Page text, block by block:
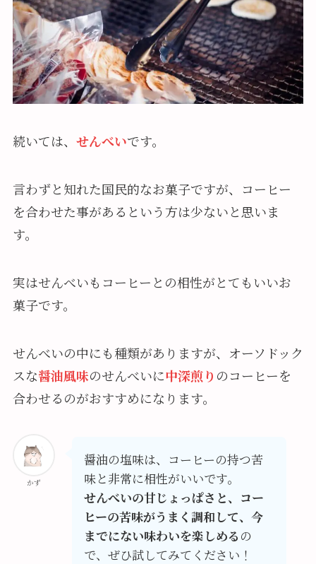
続いては、 せんべいです。
言わずと知れた国民的なお菓子ですが、コーヒー
を合わせた事があるという方は少ないと思いま
す。
実はせんべいもコーヒーとの相性がとてもいいお
菓子です。
せんべいの中にも種類がありますが、オーソドック
スな醤油風味のせんべいに中深煎り のコーヒーを
合わせるのがおすすめになります。
かず
醤油の塩味は、コーヒーの持つ苦
味と非常に相性がいいです。
せんべいの甘じょっぱさと、コー
ヒーの苦味がうまく調和して、今
までにない味わいを楽しめる の
で、ぜひ試してみてください！